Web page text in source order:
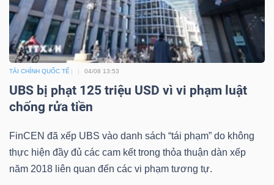
TÀI CHÍNH QUỐC TẾ 04/08 13:53
UBS bị phạt 125 triệu USD vì vi phạm luật
chống rửa tiền
FinCEN đã xếp UBS vào danh sách “tái phạm” do không
thực hiện đầy đủ các cam kết trong thỏa thuận dàn xếp
năm 2018 liên quan đến các vi phạm tương tự.
chính